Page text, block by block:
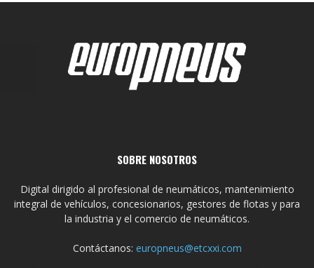
SOBRE NOSOTROS
Digital dirigido al profesional de neumáticos, mantenimiento
integral de vehículos, concesionarios, gestores de flotas y para
la industria y el comercio de neumáticos.
Contáctanos: europneus@etcxxi.com